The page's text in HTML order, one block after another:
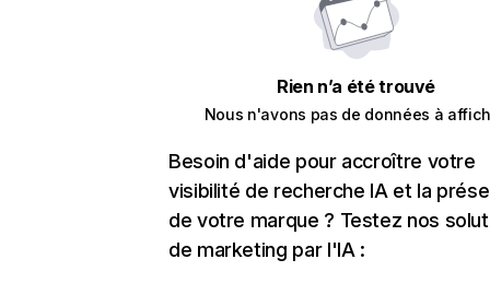
Rien n’a été trouvé
Nous n'avons pas de données à
Besoin d'aide pour accroître votre
visibilité de recherche IA et la
de votre marque ? Testez nos
de marketing par l'IA :